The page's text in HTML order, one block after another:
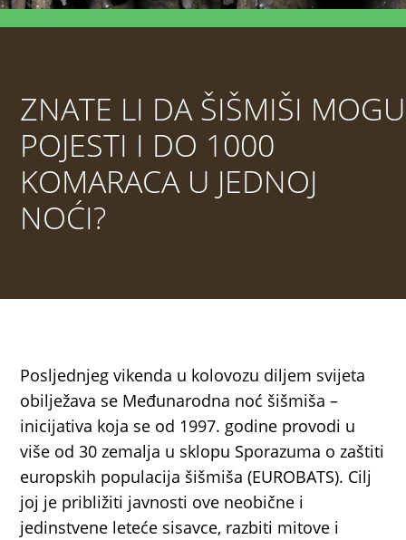
ZNATE LI DA ŠIŠMIŠI MOGU
POJESTI I DO 1000
KOMARACA U JEDNOJ
NOĆI?
Posljednjeg vikenda u kolovozu diljem svijeta
obilježava se Međunarodna noć šišmiša –
inicijativa koja se od 1997. godine provodi u
više od 30 zemalja u sklopu Sporazuma o zaštiti
europskih populacija šišmiša (EUROBATS). Cilj
joj je približiti javnosti ove neobične i
jedinstvene leteće sisavce, razbiti mitove i